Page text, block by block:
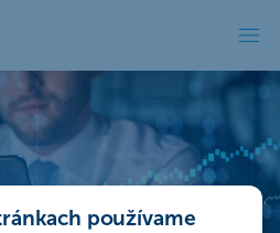
používame
Čo to znamená